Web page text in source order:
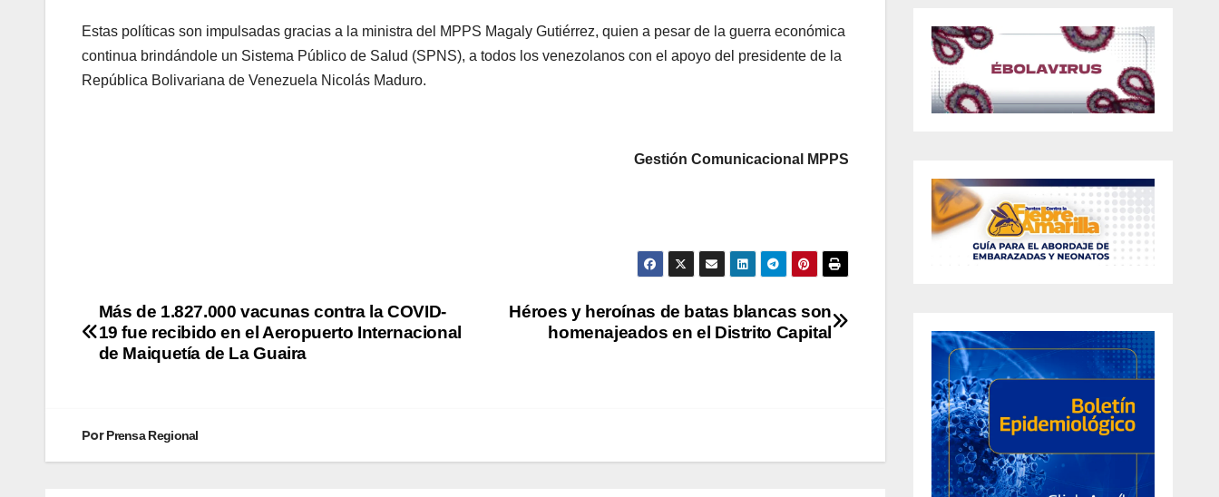
Estas políticas son impulsadas gracias a la ministra del MPPS Magaly Gutiérrez, quien a pesar de la guerra económica
continua brindándole un Sistema Público de Salud (SPNS), a todos los venezolanos con el apoyo del presidente de la
República Bolivariana de Venezuela Nicolás Maduro.
Gestión Comunicacional MPPS
Héroes y heroínas de batas blancas son
homenajeados en el Distrito Capital
Más de 1.827.000 vacunas contra la COVID-
19 fue recibido en el Aeropuerto Internacional
de Maiquetía de La Guaira
PorPrensa Regional